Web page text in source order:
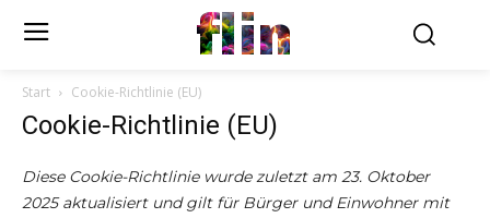
flin
Start Cookie-Richtlinie (EU)
Cookie-Richtlinie (EU)
Diese Cookie-Richtlinie wurde zuletzt am 23. Oktober
2025 aktualisiert und gilt für Bürger und Einwohner mit